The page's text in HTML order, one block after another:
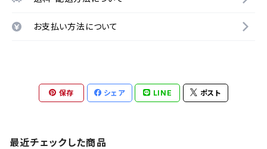
お支払い方法について
保存 シェア LINE ポスト
最近チェックした商品